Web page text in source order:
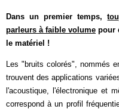
Dans un premier temps,
parleurs à faible volume pour
le matériel !
Les "bruits colorés", nommés
trouvent des applications
l'acoustique, l'électronique et
correspond à un profil